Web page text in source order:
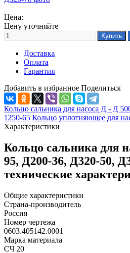
Цена:
Цену уточняйте
Доставка
Оплата
Гарантия
Добавить в избранное Поделиться
Кольцо сальника для насоса Д - Д
1250-65 Кольцо уплотняющее для
Характеристики
Кольцо сальника для
95, Д200-36, Д320-50,
технические
Общие характеристики
Страна-производитель
Россия
Номер чертежа
0603.405142.0001
Марка материала
СЧ 20